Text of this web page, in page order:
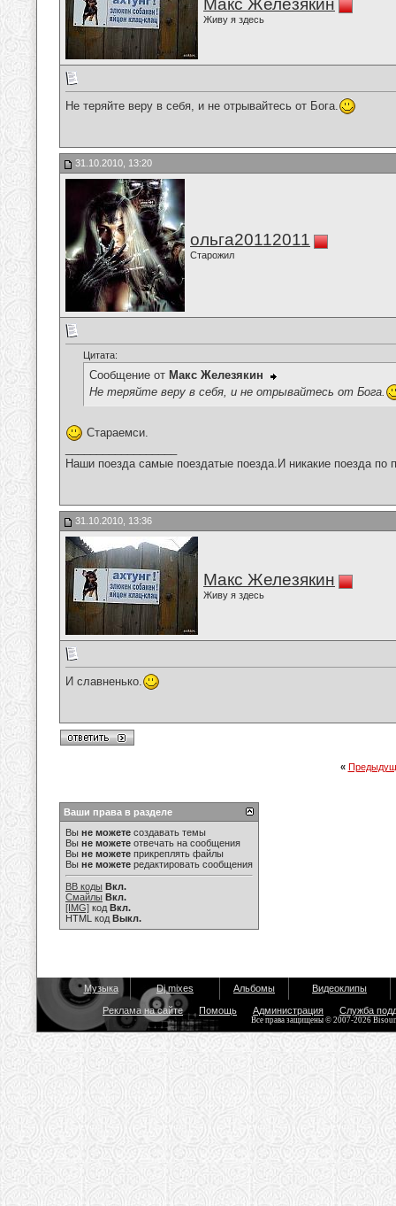
Макс Железякин
Живу я здесь
Не теряйте веру в себя, и не отрывайтесь от Бога.
31.10.2010, 13:20
ольга20112011
Старожил
Цитата:
Сообщение от Макс Железякин
Не теряйте веру в себя, и не отрывайтесь от Бога.
Стараемси.
Наши поезда самые поездатые поезда.И никакие поезда по
31.10.2010, 13:36
Макс Железякин
Живу я здесь
И славненько.
«
Ваши права в разделе
Вы не можете создавать темы
Вы не можете отвечать на сообщения
Вы не можете прикреплять файлы
Вы не можете редактировать сообщения
BB коды Вкл.
Смайлы Вкл.
[IMG] код Вкл.
HTML код Выкл.
Музыка Dj mixes Альбомы Видеоклипы
Реклама на сайте Помощь Администрация Служба
Все права защищены © 2007-2026